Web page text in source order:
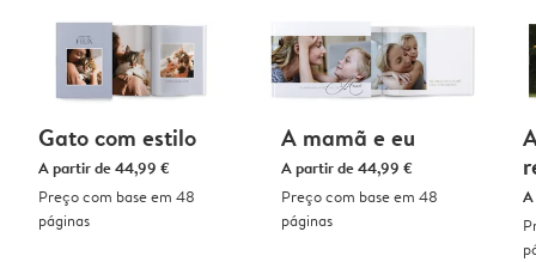
Gato com estilo
A partir de44,99 €
Preço com base em 48
páginas
A mamã e eu
A partir de44,99 €
Preço com base em 48
páginas